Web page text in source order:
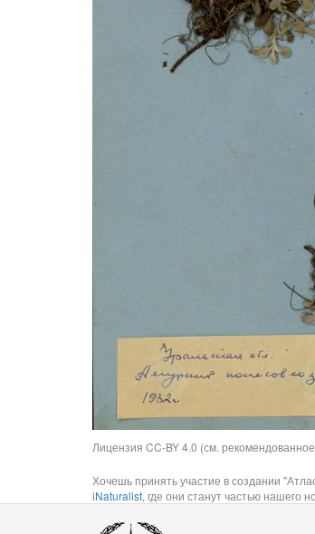
Лицензия CC-BY 4.0 (см.
Хочешь принять участие в создании
iNaturalist, где они станут частью нашего